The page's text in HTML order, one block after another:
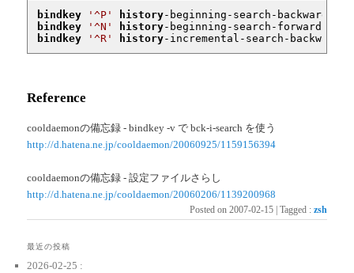
bindkey '^P' history
bindkey
'^N' history
bindkey
'^R' history-incremental-search-backward
Reference
cooldaemonの備忘録 - bindkey -v で bck-i-search を使う
http://d.hatena.ne.jp/cooldaemon/20060925/1159156394
cooldaemonの備忘録 - 設定ファイルさらし
http://d.hatena.ne.jp/cooldaemon/20060206/1139200968
Posted on 2007-02-15 Tagged : zsh
最近の投稿
2026-02-25 :